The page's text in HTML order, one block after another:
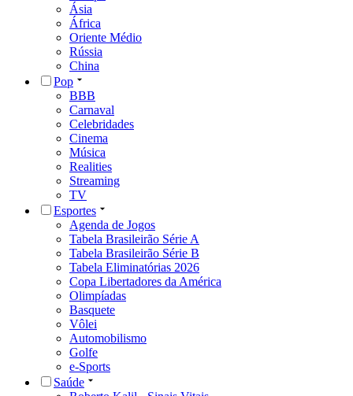
Ásia
África
Oriente Médio
Rússia
China
Pop
BBB
Carnaval
Celebridades
Cinema
Música
Realities
Streaming
TV
Esportes
Agenda de Jogos
Tabela Brasileirão Série A
Tabela Brasileirão Série B
Tabela Eliminatórias 2026
Copa Libertadores da América
Olimpíadas
Basquete
Vôlei
Automobilismo
Golfe
e-Sports
Saúde